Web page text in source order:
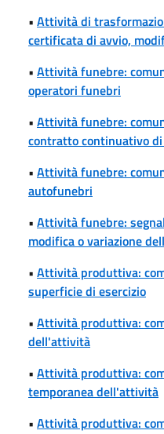
• Attività di
certificata di avvio,
• Attività funebre:
operatori funebri
• Attività funebre:
contratto continuativo
• Attività funebre:
autofunebri
• Attività funebre:
modifica o variazione
• Attività produttiva:
superficie di esercizio
• Attività produttiva:
dell'attività
• Attività produttiva:
temporanea dell'attività
• Attività produttiva: